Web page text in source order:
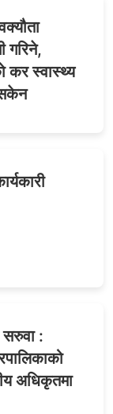
गरिने,
कर स्वास्थ्य
सकेन
:
अधिकृतमा